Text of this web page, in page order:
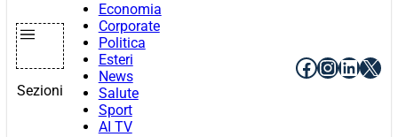
Sezioni
Economia
Corporate
Politica
Esteri
News
Salute
Sport
AI TV
Facebook
X